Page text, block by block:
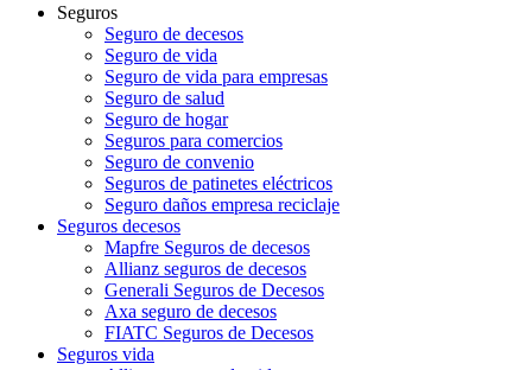
Seguros
Seguro de decesos
Seguro de vida
Seguro de vida para empresas
Seguro de salud
Seguro de hogar
Seguros para comercios
Seguro de convenio
Seguros de patinetes eléctricos
Seguro daños empresa reciclaje
Seguros decesos
Mapfre Seguros de decesos
Allianz seguros de decesos
Generali Seguros de Decesos
Axa seguro de decesos
FIATC Seguros de Decesos
Seguros vida